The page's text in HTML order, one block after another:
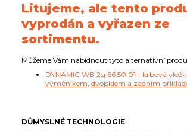
Litujeme, ale tento
vyprodán a vyřazen ze
sortimentu.
Můžeme Vám nabídnout tyto alternativní
DYNAMIC WB 2g 66.50.01 - krbová
výměníkem, dvojsklem a zadním
DŮMYSLNÉ TECHNOLOGIE